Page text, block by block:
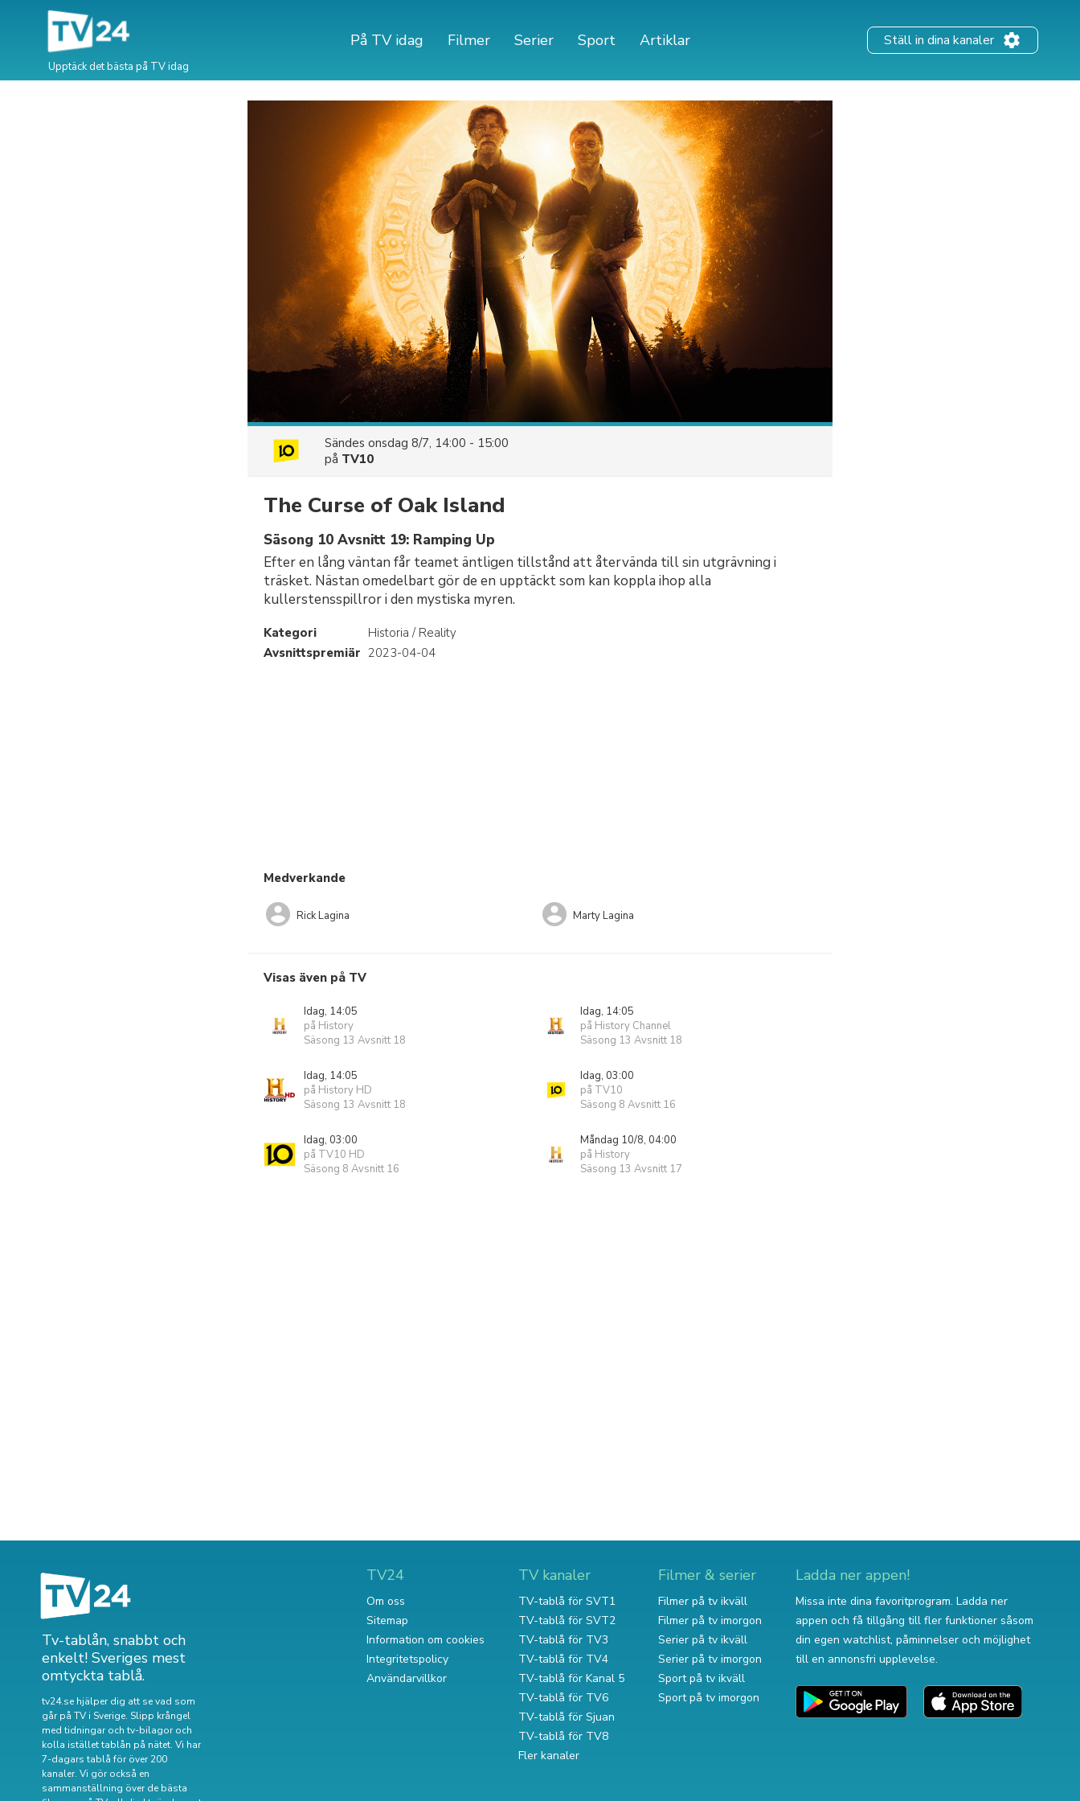
Upptäck det bästa på TV idag
På TV idag Filmer Serier Sport Artiklar Ställ in dina kanaler
Sändes onsdag 8/7, 14:00 - 15:00
på TV10
The Curse of Oak Island
Säsong 10 Avsnitt 19: Ramping Up
Efter en lång väntan får teamet äntligen tillstånd att återvända till sin utgrävning i
träsket. Nästan omedelbart gör de en upptäckt som kan koppla ihop alla
kullerstensspillror i den mystiska myren.
Kategori
Historia / Reality
Avsnittspremiär 2023-04-04
Medverkande
Rick Lagina Marty Lagina
Visas även på TV
Idag, 14:05
på History
Säsong 13 Avsnitt 18
Idag, 14:05
på History Channel
Säsong 13 Avsnitt 18
Idag, 14:05
på History HD
Säsong 13 Avsnitt 18
Idag, 03:00
på TV10
Säsong 8 Avsnitt 16
Idag, 03:00
på TV10 HD
Säsong 8 Avsnitt 16
Måndag 10/8, 04:00
på History
Säsong 13 Avsnitt 17
Tv-tablån, snabbt och
enkelt! Sveriges mest
omtyckta tablå.
tv24.se hjälper dig att se vad som
går på TV i Sverige. Slipp krångel
med tidningar och tv-bilagor och
kolla istället tablån på nätet. Vi har
7-dagars tablå för över 200
kanaler. Vi gör också en
sammanställning överde bästa
TV24
Om oss
Sitemap
Information om cookies
Integritetspolicy
Användarvillkor
TV kanaler
TV-tablå för SVT1
TV-tablå för SVT2
TV-tablå för TV3
TV-tablå för TV4
TV-tablå för Kanal 5
TV-tablå för TV6
TV-tablå för Sjuan
TV-tablå för TV8
Fler kanaler
Filmer & serier
Filmer på tv ikväll
Filmer på tv imorgon
Serier på tv ikväll
Serier på tv imorgon
Sport på tv ikväll
Sport på tv imorgon
Ladda ner appen!
Missa inte dina favoritprogram. Ladda ner
appen och få tillgång till fler funktioner såsom
din egen watchlist, påminnelser och möjlighet
till en annonsfri upplevelse.